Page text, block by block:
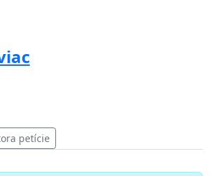
súčasnou vládou nielenže
bodov Druhej hlavy Ústavy
navyše nepriamo nútia občanov
petície